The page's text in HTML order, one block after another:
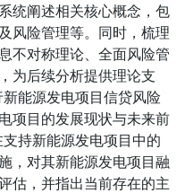
统阐述相关核心概念，包
风险管理等。同时，梳理
不对称理论、全面风险管
为后续分析提供理论支
能源发电项目信贷风险
项目的发展现状与未来前
持新能源发电项目中的
，对其新能源发电项目融
估，并指出当前存在的主